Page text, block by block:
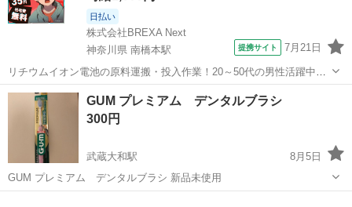
日払い
株式会社BREXA Next
神奈川県 南橋本駅
提携サイト 7月21日
リチウムイオン電池の原料運搬・投入作業！20～50代の男性活躍中★
ワンルーム寮完備！赴任旅費会社負担！年間休日130日★フォークリフ
ト免許お持ちの方、活躍中！就業先食堂利用可★《神奈川県相模原
市》 人気の工場のお仕事 ◇電...
神奈川 相模原市 南橋本駅 その他
GUM プレミアム デンタルブラシ
300円
武蔵大和駅
8月5日
GUM プレミアム デンタルブラシ 新品未使用